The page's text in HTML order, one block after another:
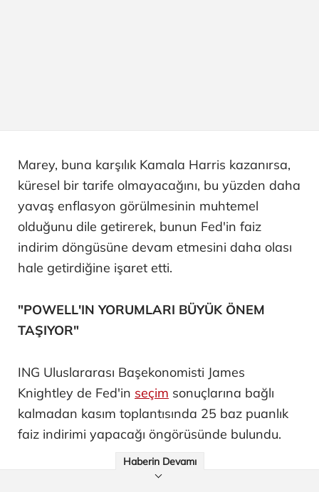
Marey, buna karşılık Kamala Harris kazanırsa,
küresel bir tarife olmayacağını, bu yüzden daha
yavaş enflasyon görülmesinin muhtemel
olduğunu dile getirerek, bunun Fed'in faiz
indirim döngüsüne devam etmesini daha olası
hale getirdiğine işaret etti.
"POWELL'IN YORUMLARI BÜYÜK ÖNEM
TAŞIYOR"
ING Uluslararası Başekonomisti James
Knightley de Fed'in seçim sonuçlarına bağlı
kalmadan kasım toplantısında 25 baz puanlık
faiz indirimi yapacağı öngörüsünde bulundu.
Haberin Devamı